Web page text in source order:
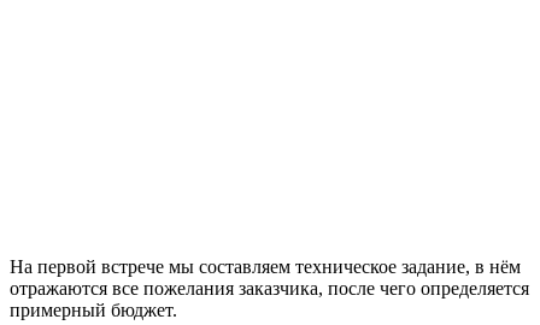
На первой встрече мы составляем техническое задание, в нём
отражаются все пожелания заказчика, после чего определяется
примерный бюджет.